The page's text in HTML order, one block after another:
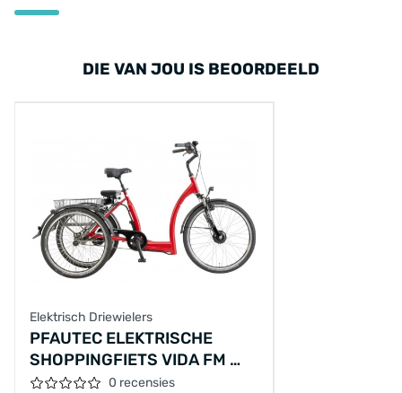
DIE VAN JOU IS BEOORDEELD
Elektrisch Driewielers
PFAUTEC ELEKTRISCHE
SHOPPINGFIETS VIDA FM №1
26"-24"/ONESIZE/7/ROBINROOD
0 recensies